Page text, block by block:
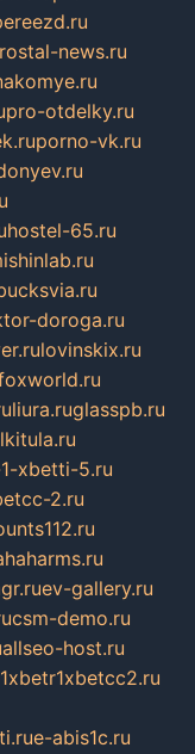
news.ru
pro-otdelky.ru
porno-vk.ru
hostel-65.ru
doroga.ru
lovinskix.ru
liura.ruglasspb.ru
xbetti-5.ru
2.ru
ev-gallery.ru
csm-demo.ru
allseo-host.ru
e-abis1c.ru